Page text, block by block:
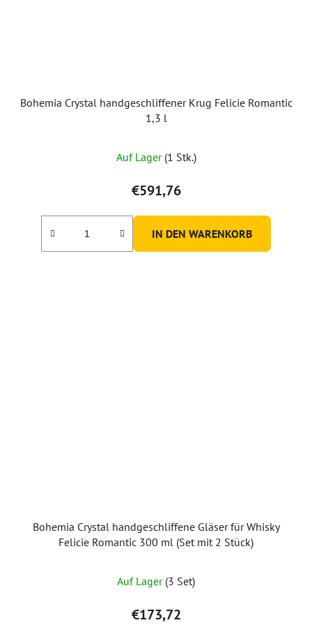
Bohemia Crystal handgeschliffener Krug Felicie Romantic
1,3 l
Auf Lager (1 Stk.)
€591,76
IN DEN WARENKORB
Bohemia Crystal handgeschliffene Gläser für Whisky
Felicie Romantic 300 ml (Set mit 2 Stück)
Auf Lager (3 Set)
€173,72